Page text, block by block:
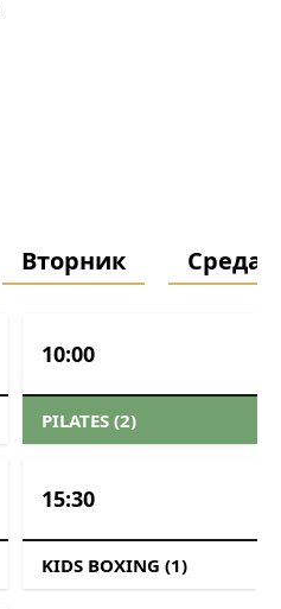
Вторник Среда
10:00
PILATES (2)
15:30
KIDS BOXING (1)